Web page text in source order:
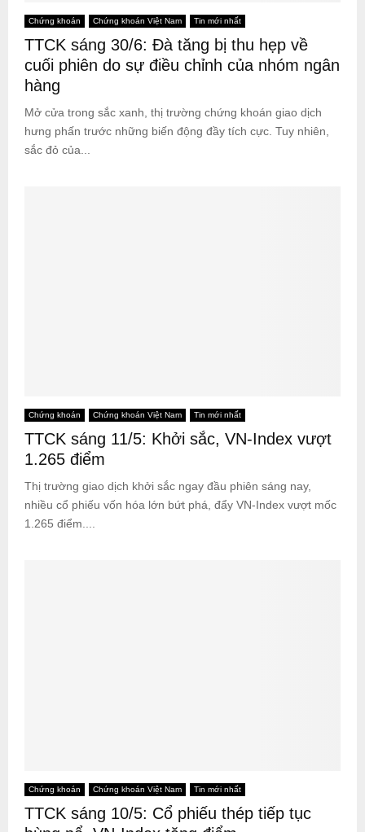
Chứng khoán Chứng khoán Việt Nam Tin mới nhất
TTCK sáng 30/6: Đà tăng bị thu hẹp về
cuối phiên do sự điều chỉnh của nhóm ngân
hàng
Mở cửa trong sắc xanh, thị trường chứng khoán giao dịch
hưng phấn trước những biến động đầy tích cực. Tuy nhiên,
sắc đỏ của...
Chứng khoán Chứng khoán Việt Nam Tin mới nhất
TTCK sáng 11/5: Khởi sắc, VN-Index vượt
1.265 điểm
Thị trường giao dịch khởi sắc ngay đầu phiên sáng nay,
nhiều cổ phiếu vốn hóa lớn bứt phá, đẩy VN-Index vượt mốc
1.265 điểm....
Chứng khoán Chứng khoán Việt Nam Tin mới nhất
TTCK sáng 10/5: Cổ phiếu thép tiếp tục